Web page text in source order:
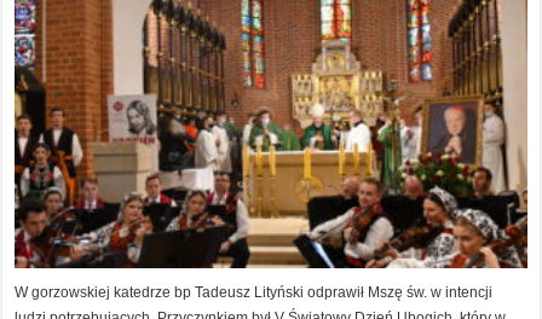
W gorzowskiej katedrze bp Tadeusz Lityński odprawił Mszę św. w intencji